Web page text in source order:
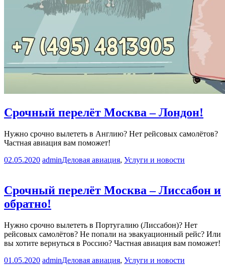
Срочный перелёт Москва – Лондон!
Нужно срочно вылететь в Англию? Нет рейсовых самолётов?
Частная авиация вам поможет!
02.05.2020 adminДеловая авиация, Услуги и новости
Срочный перелёт Москва – Лиссабон и
обратно!
Нужно срочно вылететь в Португалию (Лиссабон)? Нет
рейсовых самолётов? Не попали на эвакуационный рейс? Или
вы хотите вернуться в Россию? Частная авиация вам поможет!
01.05.2020 adminДеловая авиация, Услуги и новости